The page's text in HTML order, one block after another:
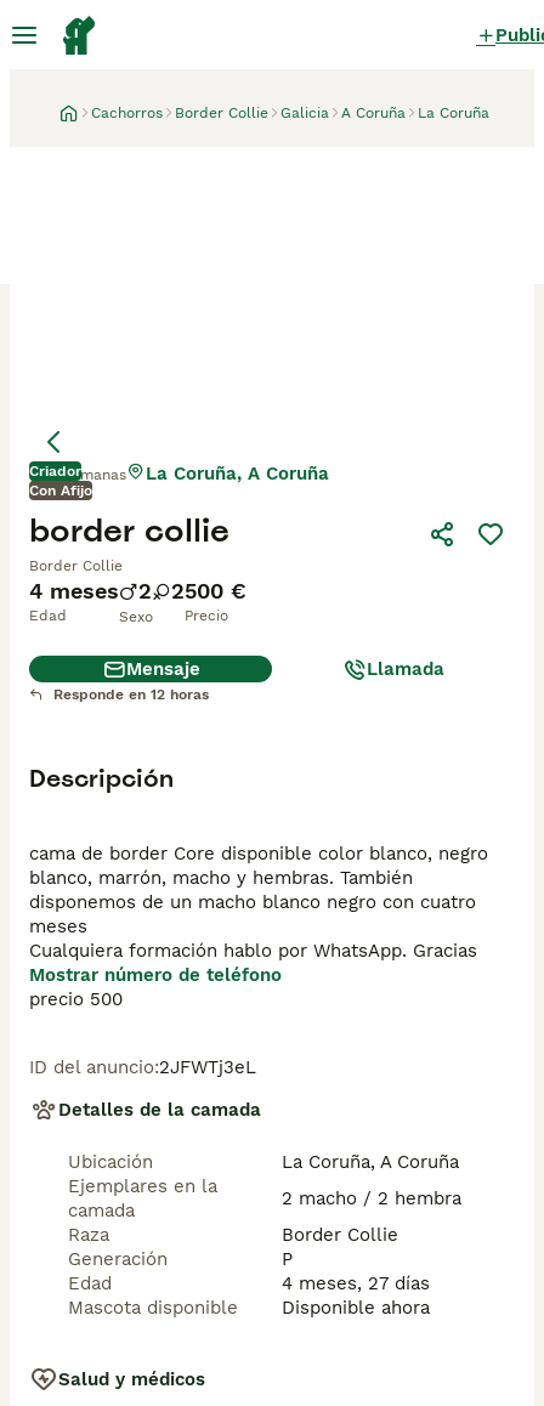
Cachorros Border Collie Galicia A Coruña La Coruña
Criador
Con Afijo
4 meses
Edad
2 2
Sexo
500 €
Precio
border collie
Border Collie
2 semanas La Coruña, A Coruña
Mensaje Llamada
Responde en 12 horas
Descripción
cama de border Core disponible color blanco, negro
blanco, marrón, macho y hembras. También
disponemos de un macho blanco negro con cuatro
meses
Mostrar número de teléfono
precio 500
ID del anuncio:2JFWTj3eL
Detalles de la camada
Ubicación
La Coruña, A Coruña
Ejemplares en la
camada
2 macho / 2 hembra
Raza
Border Collie
Generación
P
Edad
4 meses, 27 días
Mascota disponible
Disponible ahora
Salud y médicos